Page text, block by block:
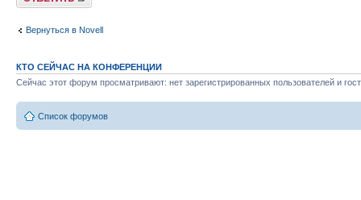
Вернуться в Novell
КТО СЕЙЧАС НА КОНФЕРЕНЦИИ
Сейчас этот форум просматривают: нет зарегистрированных пользователей и
Список форумов